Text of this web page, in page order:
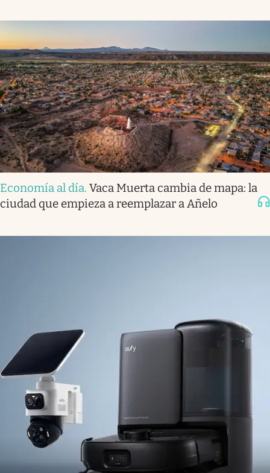
Economía al día. Vaca Muerta cambia de mapa: la
ciudad que empieza a reemplazar a Añelo